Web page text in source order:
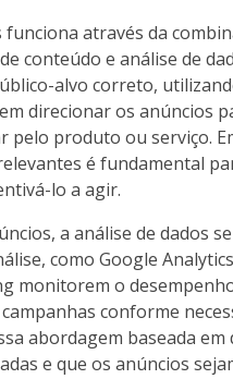
através da
conteúdo e análise de
alvo correto,
direcionar os anúncios
pelo produto ou serviço.
é fundamental
lo a agir.
a análise de dados
como Google
monitorem o
conforme
abordagem baseada
e que os anúncios